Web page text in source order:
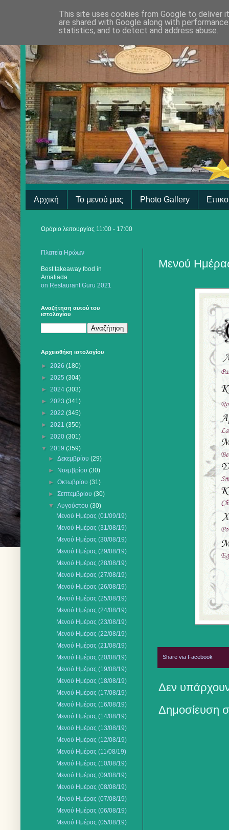
Αρχική Το μενού μας Photo Gallery
Ωράριο λειτουργίας 11:00 - 17:00
Μενού
Share via Facebook
Δεν
Δημοσίευση
Πλατεία Ηρώων
Best takeaway food in
Amaliada
on Restaurant Guru 2021
Αναζήτηση αυτού του
ιστολογίου
Αρχειοθήκη ιστολογίου
► 2026 (180)
► 2025 (304)
► 2024 (303)
► 2023 (341)
► 2022 (345)
► 2021 (350)
► 2020 (301)
▼ 2019 (359)
►Δεκεμβρίου(29)
►
Νοεμβρίου(30)
►Οκτωβρίου(31)
►Σεπτεμβρίου(30)
▼Αυγούστου(30)
Μενού Ημέρας (01/09/19)
Μενού Ημέρας (31/08/19)
Μενού Ημέρας (30/08/19)
Μενού Ημέρας (29/08/19)
Μενού Ημέρας (28/08/19)
Μενού Ημέρας (27/08/19)
Μενού Ημέρας (26/08/19)
Μενού Ημέρας (25/08/19)
Μενού Ημέρας (24/08/19)
Μενού Ημέρας (23/08/19)
Μενού Ημέρας (22/08/19)
Μενού Ημέρας (21/08/19)
Μενού Ημέρας (20/08/19)
Μενού Ημέρας (19/08/19)
Μενού Ημέρας (18/08/19)
Μενού Ημέρας (17/08/19)
Μενού Ημέρας (16/08/19)
Μενού Ημέρας (14/08/19)
Μενού Ημέρας (13/08/19)
Μενού Ημέρας (12/08/19)
Μενού Ημέρας (11/08/19)
Μενού Ημέρας (10/08/19)
Μενού Ημέρας (09/08/19)
Μενού Ημέρας (08/08/19)
Μενού Ημέρας (07/08/19)
Μενού Ημέρας (06/08/19)
Μενού Ημέρας (05/08/19)
This site uses cookies from Google to deliver
are shared with Google along with
statistics, and to detect and address abuse.